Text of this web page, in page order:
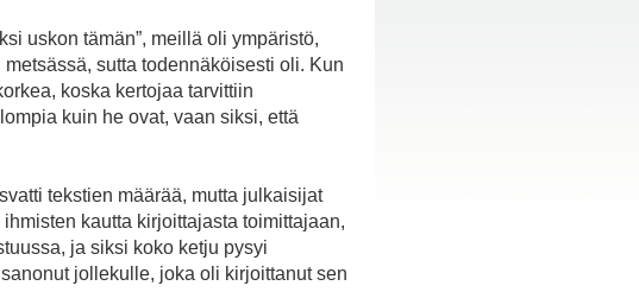
uskon tämän”, meillä oli ympäristö,
sutta todennäköisesti oli. Kun
koska kertojaa tarvittiin
kuin he ovat, vaan siksi, että
tekstien määrää, mutta julkaisijat
kautta kirjoittajasta toimittajaan,
ja siksi koko ketju pysyi
jollekulle, joka oli kirjoittanut sen